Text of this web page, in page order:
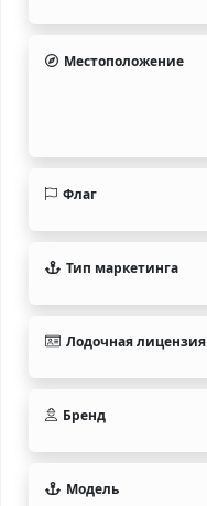
Местоположение
Флаг
Тип маркетинга
Лодочная лицензия
Бренд
Модель